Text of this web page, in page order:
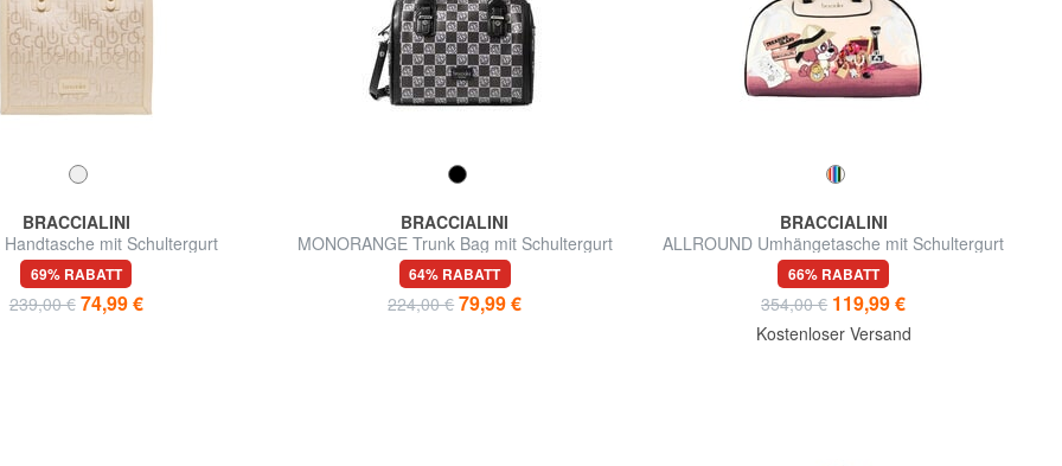
BRACCIALINI
Handtasche mit Schultergurt
69% RABATT
239,00 € 74,99 €
BRACCIALINI
MONORANGE Trunk Bag mit Schultergurt
64% RABATT
224,00 € 79,99 €
BRACCIALINI
ALLROUND Umhängetasche mit Schultergurt
66% RABATT
354,00 € 119,99 €
Kostenloser Versand